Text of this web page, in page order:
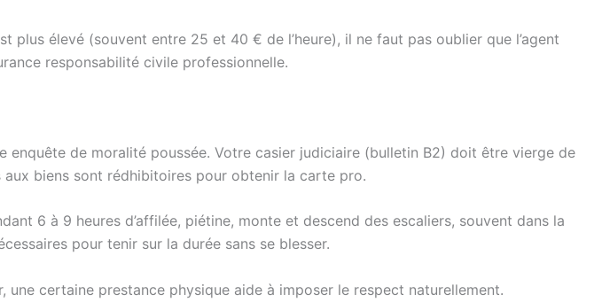
élevé (souvent entre 25 et 40 € de l’heure), il ne faut pas oublier que l’agent
responsabilité civile professionnelle.
de moralité poussée. Votre casier judiciaire (bulletin B2) doit être vierge de
biens sont rédhibitoires pour obtenir la carte pro.
6 à 9 heures d’affilée, piétine, monte et descend des escaliers, souvent dans la
pour tenir sur la durée sans se blesser.
une certaine prestance physique aide à imposer le respect naturellement.